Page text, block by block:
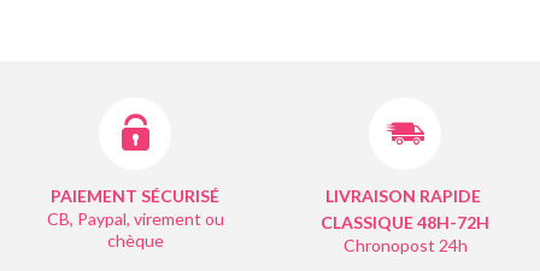
PAIEMENT SÉCURISÉ
CB, Paypal, virement ou
chèque
LIVRAISON RAPIDE
CLASSIQUE 48H-72H
Chronopost 24h